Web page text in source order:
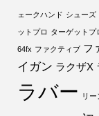
ェークハンド シューズ
ットプロ ターゲットプ
64fx ファクティブ フ
イガン ラクザX
ラバー リ